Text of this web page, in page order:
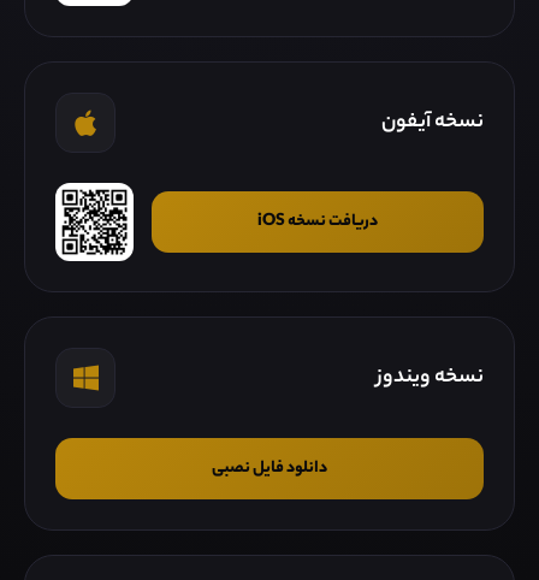
نسخه آیفون
دریافت نسخه iOS
نسخه ویندوز
دانلود فایل نصبی